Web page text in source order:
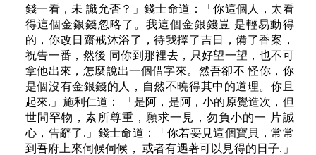
錢一看，未 識允否？」錢士命道：「你這個人，太看
得這個金銀錢忽略了。我這個金銀錢豈 是輕易動得
的，你改日齋戒沐浴了，待我擇了吉日，備了香案，
祝告一番，然後 同你到那裡去，只好望一望，也不可
拿他出來，怎麼說出一個借字來。然吾卻不 怪你，你
是個沒有金銀錢的人，自然不曉得其中的道理。你且
起來.」施利仁道： 「是阿，是阿，小的原覺造次，但
世間罕物，素所尊重，願求一見，勿負小的一 片誠
心，告辭了.」錢士命道：「你若要見這個寶貝，常常
到吾府上來伺候伺候， 或者有遇著可以見得的日子.」